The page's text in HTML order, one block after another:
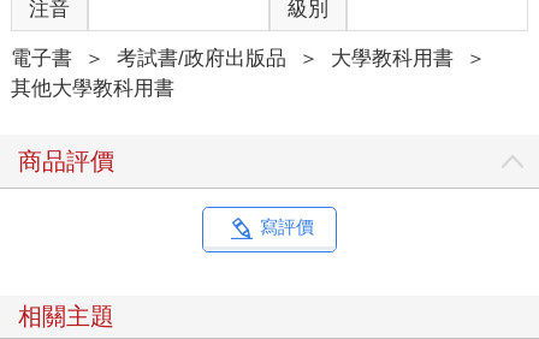
注音 級別
電子書 ＞ 考試書/政府出版品 ＞ 大學教科用書
＞
其他大學教科用書
商品評價
寫評價
相關主題